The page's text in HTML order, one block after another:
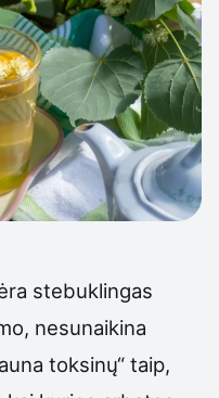
stebuklingas
nesunaikina
toksinų“ taip,